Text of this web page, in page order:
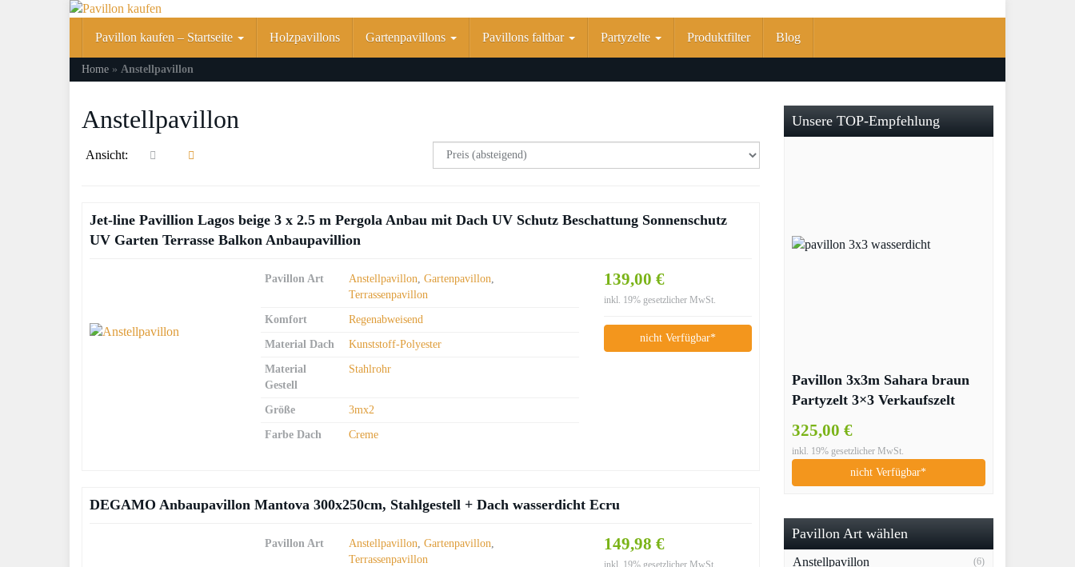
Pavillon kaufen – Startseite Holzpavillons Gartenpavillons Pavillons faltbar Partyzelte Produktfilter Blog
Home » Anstellpavillon
Anstellpavillon
Ansicht:
Jet-line Pavillion Lagos beige 3 x 2.5 m Pergola Anbau mit Dach UV Schutz Beschattung Sonnenschutz
UV Garten Terrasse Balkon Anbaupavillion
139,00 €
inkl. 19% gesetzlicher MwSt.
nicht Verfügbar*
Pavillon Art Anstellpavillon,Gartenpavillon,
Terrassenpavillon
Komfort Regenabweisend
Material Dach Kunststoff-Polyester
Material
Gestell
Stahlrohr
Größe 3mx2
Farbe Dach Creme
DEGAMO Anbaupavillon Mantova 300x250cm, Stahlgestell + Dach wasserdicht Ecru
149,98 €
Pavillon Art Anstellpavillon,Gartenpavillon,
Terrassenpavillon
Unsere TOP-Empfehlung
Pavillon 3x3m Sahara braun
Partyzelt 3×3 Verkaufszelt
325,00 €
inkl. 19% gesetzlicher MwSt.
nicht Verfügbar*
Pavillon Art wählen
Anstellpavillon (6)